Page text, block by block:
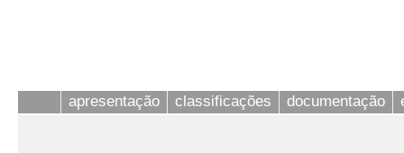
apresentação classificações documentação